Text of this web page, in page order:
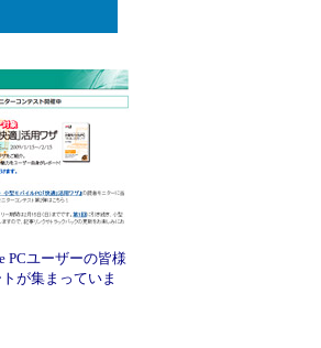
PCユーザーの皆様
が集まっていま